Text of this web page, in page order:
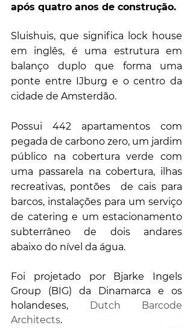
após quatro anos de construção.
Sluishuis, que significa lock house
em inglês, é uma estrutura em
balanço duplo que forma uma
ponte entre IJburg e o centro da
cidade de Amsterdão.
Possui 442 apartamentos com
pegada de carbono zero, um jardim
público na cobertura verde com
uma passarela na cobertura, ilhas
recreativas, pontões  de cais para
barcos, instalações para um serviço
de catering e um estacionamento
subterrâneo de dois andares
abaixo do nível da água.
Foi projetado por Bjarke Ingels
Group (BIG) da Dinamarca e os
holandeses,
Dutch Barcode
Architects.